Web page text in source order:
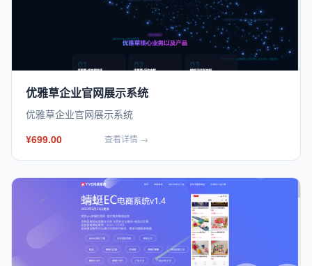
优雅草企业官网展示系统
优雅草企业官网展示系统
¥699.00
查看详情 →